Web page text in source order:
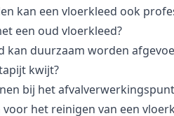
kan een vloerkleed ook
een oud vloerkleed?
kan duurzaam worden
kwijt?
bij het
het reinigen van een